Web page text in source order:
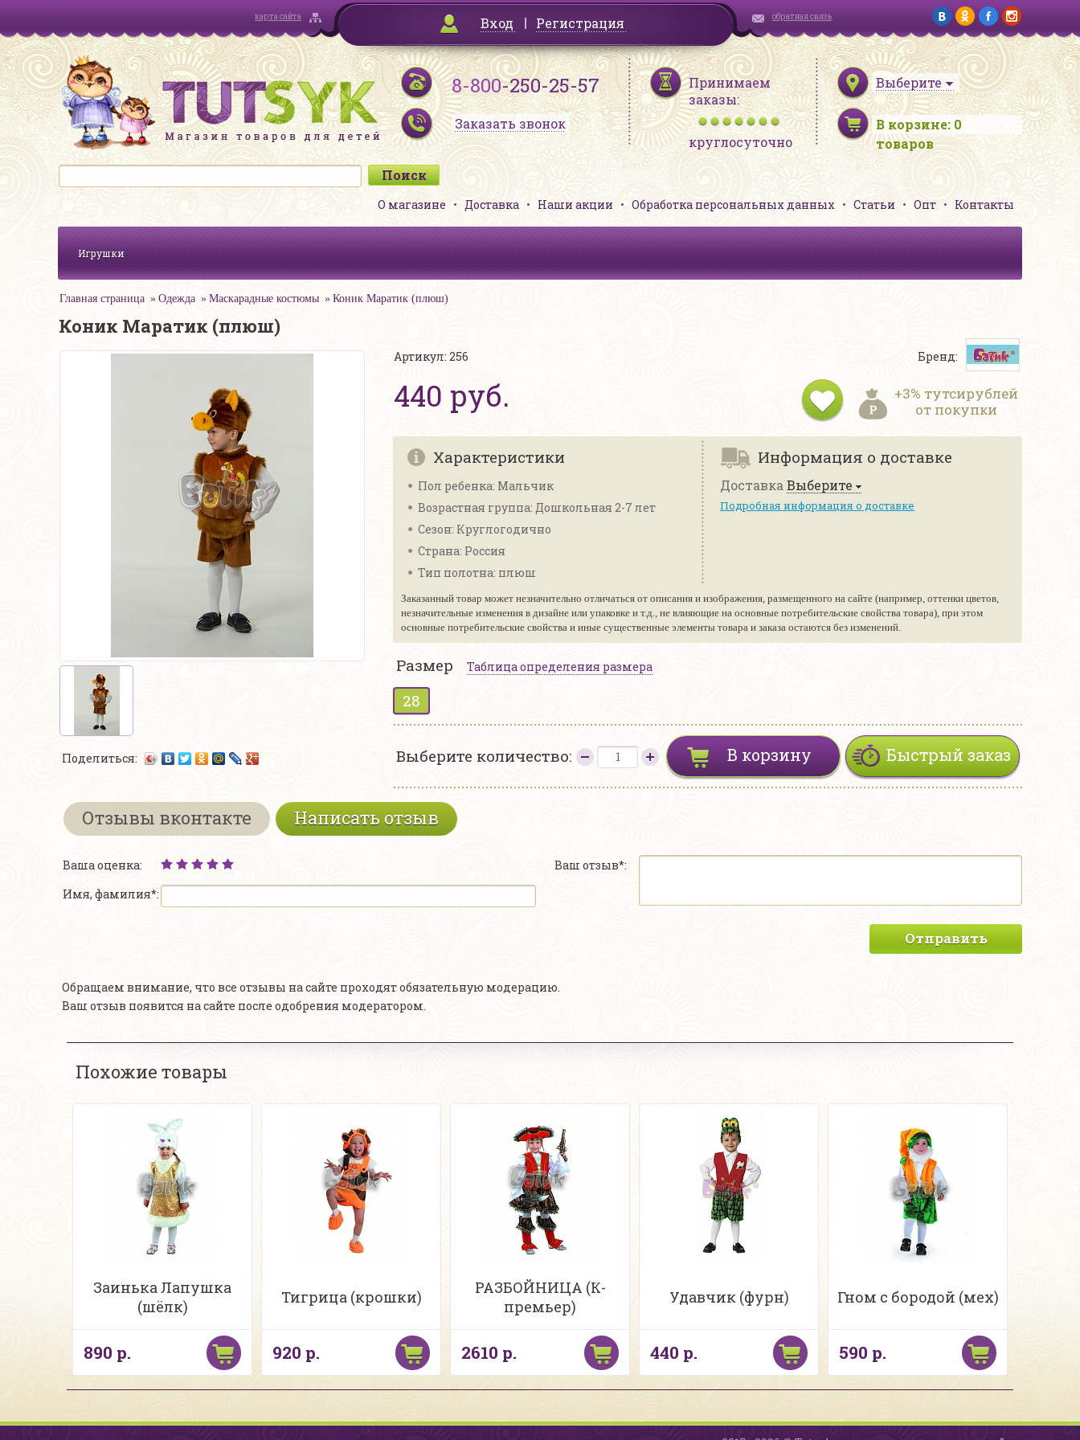
карта сайта Вход Регистрация обратная связь
8-800-250-25-57
Заказать звонок
Принимаем
заказы:
круглосуточно
Выберите
В корзине: 0
товаров
О магазине Доставка Наши акции Обработка персональных данных Статьи Опт Контакты
Игрушки
Главная страница Одежда Маскарадные костюмы Коник Маратик (плюш)
Коник Маратик (плюш)
Поделиться:
Артикул: 256
440 руб.
Бренд:
+3% тутсирублей
от покупки
Характеристики
Пол ребенка: Мальчик
Возрастная группа: Дошкольная 2-7 лет
Сезон: Круглогодично
Страна: Россия
Тип полотна: плюш
Информация о доставке
Доставка Выберите
Подробная информация о доставке
Заказанный товар может незначительно отличаться от описания и изображения, размещенного на сайте (например, оттенки цветов,
незначительные изменения в дизайне или упаковке и т.д., не влияющие на основные потребительские свойства товара), при этом
основные потребительские свойства и иные существенные элементы товара и заказа остаются без изменений.
Размер Таблица определения размера
28
Выберите количество: Быстрый заказ
В корзину
Отзывы вконтакте Написать отзыв
Ваша оценка:
Имя, фамилия*:
Ваш отзыв*:
Отправить
Обращаем внимание, что все отзывы на сайте проходят обязательную модерацию.
Ваш отзыв появится на сайте после одобрения модератором.
Похожие товары
Заинька Лапушка
(шёлк)
890 р.
Тигрица (крошки)
920 р.
РАЗБОЙНИЦА (К-
премьер)
2610 р.
Удавчик (фурн)
440 р.
Гном с бородой (мех)
590 р.